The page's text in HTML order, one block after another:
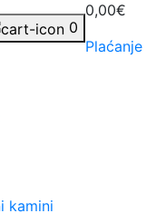
0
0,00€
Plaćanje
kamini